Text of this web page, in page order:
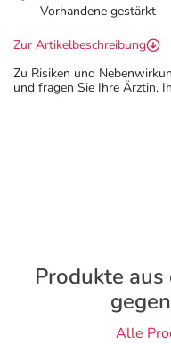
Vorhandene gestärkt
Zur Artikelbeschreibung
Zu Risiken und
und fragen Sie Ihre Ärztin,
Produkte
Alle